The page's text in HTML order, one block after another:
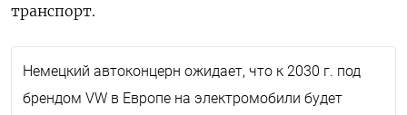
транспорт.
Немецкий автоконцерн ожидает, что к 2030 г. под
брендом VW в Европе на электромобили будет